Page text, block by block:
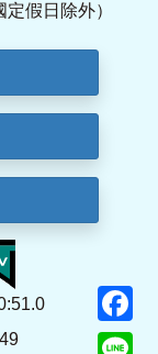
假日除外）